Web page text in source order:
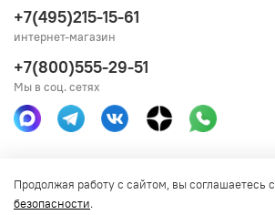
Получить консультацию
+7(495)215-15-61
интернет-магазин
+7(800)555-29-51
Мы в соц. сетях
Продолжая работу с сайтом, вы соглашаетесь с
безопасности.